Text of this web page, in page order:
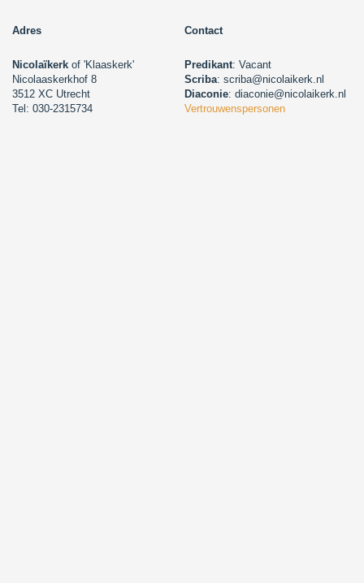
Adres Contact
Nicolaïkerk of 'Klaaskerk'
Nicolaaskerkhof 8
3512 XC Utrecht
Tel: 030-2315734
Predikant: Vacant
Scriba: scriba@nicolaikerk.nl
Diaconie: diaconie@nicolaikerk.nl
Vertrouwenspersonen